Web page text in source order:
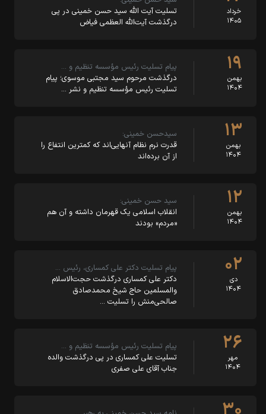
خرداد
۱۴۰۵
تسلیت آیت الله سید حسن خمینی در پی
درگذشت آیت‌الله العظمی فیاض
۱۹
بهمن
۱۴۰۴
پیام تسلیت رئیس مؤسسه تنظیم و …
درگذشت مرحوم سید مجتبی موسوی؛ پیام
تسلیت رئیس مؤسسه تنظیم و نشر …
۱۳
بهمن
۱۴۰۴
سیدحسن خمینی:
قدرت نرم نظام آنهایی‌اند که کمترین انتفاع را
از آن برده‌اند
۱۲
بهمن
۱۴۰۴
سید حسن خمینی:
انقلاب اسلامی یک قهرمان داشته و آن هم
«مردم» بودند
۰۲
دی
۱۴۰۴
پیام تسلیت دکتر علی کمساری، رئیس …
دکتر علی کمساری درگذشت حجت‌الاسلام
والمسلمین حاج شیخ محمدصادق
صالحی‌منش را تسلیت …
۲۶
مهر
۱۴۰۴
پیام تسلیت رئیس مؤسسه تنظیم و …
تسلیت علی کمساری در پی درگذشت والده
جناب آقای علی صفری